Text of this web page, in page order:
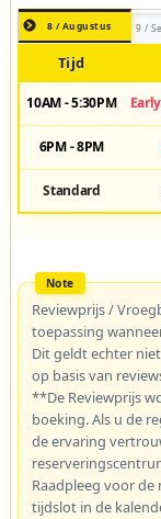
8 / Augustus 9 /
Tijd
10AM - 5:30PM
6PM - 8PM
Standard
Reviewprijs /
toepassing
Dit geldt echter
op basis van
**De Reviewprijs
boeking. Als u de
de ervaring
Raadpleeg voor
tijdslot in de